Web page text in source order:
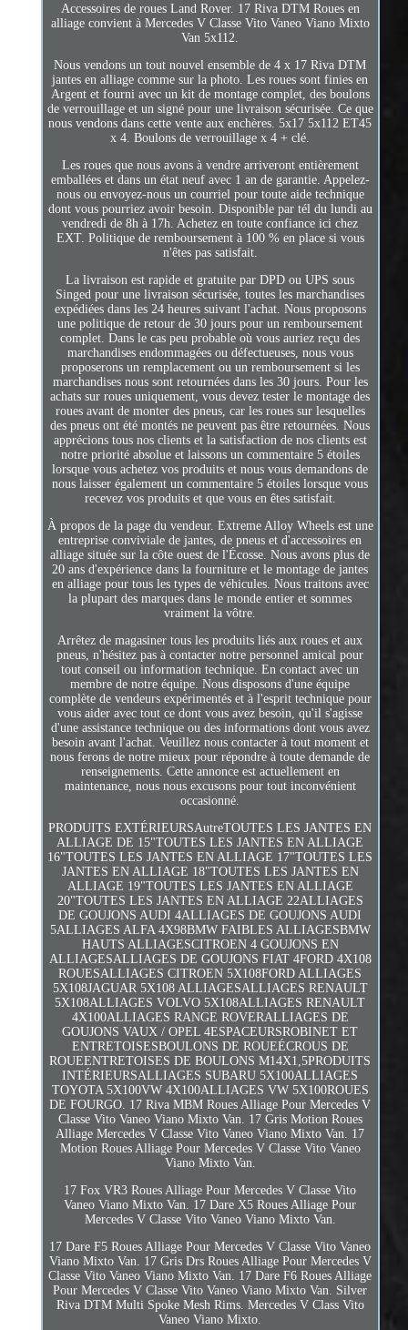
Accessoires de roues Land Rover. 17 Riva DTM Roues en
alliage convient à Mercedes V Classe Vito Vaneo Viano Mixto
Van 5x112.
Nous vendons un tout nouvel ensemble de 4 x 17 Riva DTM
jantes en alliage comme sur la photo. Les roues sont finies en
Argent et fourni avec un kit de montage complet, des boulons
de verrouillage et un signé pour une livraison sécurisée. Ce que
nous vendons dans cette vente aux enchères. 5x17 5x112 ET45
x 4. Boulons de verrouillage x 4 + clé.
Les roues que nous avons à vendre arriveront entièrement
emballées et dans un état neuf avec 1 an de garantie. Appelez-
nous ou envoyez-nous un courriel pour toute aide technique
dont vous pourriez avoir besoin. Disponible par tél du lundi au
vendredi de 8h à 17h. Achetez en toute confiance ici chez
EXT. Politique de remboursement à 100 % en place si vous
n'êtes pas satisfait.
La livraison est rapide et gratuite par DPD ou UPS sous
Singed pour une livraison sécurisée, toutes les marchandises
expédiées dans les 24 heures suivant l'achat. Nous proposons
une politique de retour de 30 jours pour un remboursement
complet. Dans le cas peu probable où vous auriez reçu des
marchandises endommagées ou défectueuses, nous vous
proposerons un remplacement ou un remboursement si les
marchandises nous sont retournées dans les 30 jours. Pour les
achats sur roues uniquement, vous devez tester le montage des
roues avant de monter des pneus, car les roues sur lesquelles
des pneus ont été montés ne peuvent pas être retournées. Nous
apprécions tous nos clients et la satisfaction de nos clients est
notre priorité absolue et laissons un commentaire 5 étoiles
lorsque vous achetez vos produits et nous vous demandons de
nous laisser également un commentaire 5 étoiles lorsque vous
recevez vos produits et que vous en êtes satisfait.
À propos de la page du vendeur. Extreme Alloy Wheels est une
entreprise conviviale de jantes, de pneus et d'accessoires en
alliage située sur la côte ouest de l'Écosse. Nous avons plus de
20 ans d'expérience dans la fourniture et le montage de jantes
en alliage pour tous les types de véhicules. Nous traitons avec
la plupart des marques dans le monde entier et sommes
vraiment la vôtre.
Arrêtez de magasiner tous les produits liés aux roues et aux
pneus, n'hésitez pas à contacter notre personnel amical pour
tout conseil ou information technique. En contact avec un
membre de notre équipe. Nous disposons d'une équipe
complète de vendeurs expérimentés et à l'esprit technique pour
vous aider avec tout ce dont vous avez besoin, qu'il s'agisse
d'une assistance technique ou des informations dont vous avez
besoin avant l'achat. Veuillez nous contacter à tout moment et
nous ferons de notre mieux pour répondre à toute demande de
renseignements. Cette annonce est actuellement en
maintenance, nous nous excusons pour tout inconvénient
occasionné.
PRODUITS EXTÉRIEURSAutreTOUTES LES JANTES EN
ALLIAGE DE 15"TOUTES LES JANTES EN ALLIAGE
16"TOUTES LES JANTES EN ALLIAGE 17"TOUTES LES
JANTES EN ALLIAGE 18"TOUTES LES JANTES EN
ALLIAGE 19"TOUTES LES JANTES EN ALLIAGE
20"TOUTES LES JANTES EN ALLIAGE 22ALLIAGES
DE GOUJONS AUDI 4ALLIAGES DE GOUJONS AUDI
5ALLIAGES ALFA 4X98BMW FAIBLES ALLIAGESBMW
HAUTS ALLIAGESCITROEN 4 GOUJONS EN
ALLIAGESALLIAGES DE GOUJONS FIAT 4FORD 4X108
ROUESALLIAGES CITROEN 5X108FORD ALLIAGES
5X108JAGUAR 5X108 ALLIAGESALLIAGES RENAULT
5X108ALLIAGES VOLVO 5X108ALLIAGES RENAULT
4X100ALLIAGES RANGE ROVERALLIAGES DE
GOUJONS VAUX / OPEL 4ESPACEURSROBINET ET
ENTRETOISESBOULONS DE ROUEÉCROUS DE
ROUEENTRETOISES DE BOULONS M14X1,5PRODUITS
INTÉRIEURSALLIAGES SUBARU 5X100ALLIAGES
TOYOTA 5X100VW 4X100ALLIAGES VW 5X100ROUES
DE FOURGO. 17 Riva MBM Roues Alliage Pour Mercedes V
Classe Vito Vaneo Viano Mixto Van. 17 Gris Motion Roues
Alliage Mercedes V Classe Vito Vaneo Viano Mixto Van. 17
Motion Roues Alliage Pour Mercedes V Classe Vito Vaneo
Viano Mixto Van.
17 Fox VR3 Roues Alliage Pour Mercedes V Classe Vito
Vaneo Viano Mixto Van. 17 Dare X5 Roues Alliage Pour
Mercedes V Classe Vito Vaneo Viano Mixto Van.
17 Dare F5 Roues Alliage Pour Mercedes V Classe Vito Vaneo
Viano Mixto Van. 17 Gris Drs Roues Alliage Pour Mercedes V
Classe Vito Vaneo Viano Mixto Van. 17 Dare F6 Roues Alliage
Pour Mercedes V Classe Vito Vaneo Viano Mixto Van. Silver
Riva DTM Multi Spoke Mesh Rims. Mercedes V Class Vito
Vaneo Viano Mixto.